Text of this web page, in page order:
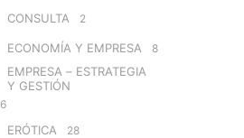
CONSULTA 2
ECONOMÍA Y EMPRESA 8
EMPRESA – ESTRATEGIA
Y GESTIÓN
6
ERÓTICA 28